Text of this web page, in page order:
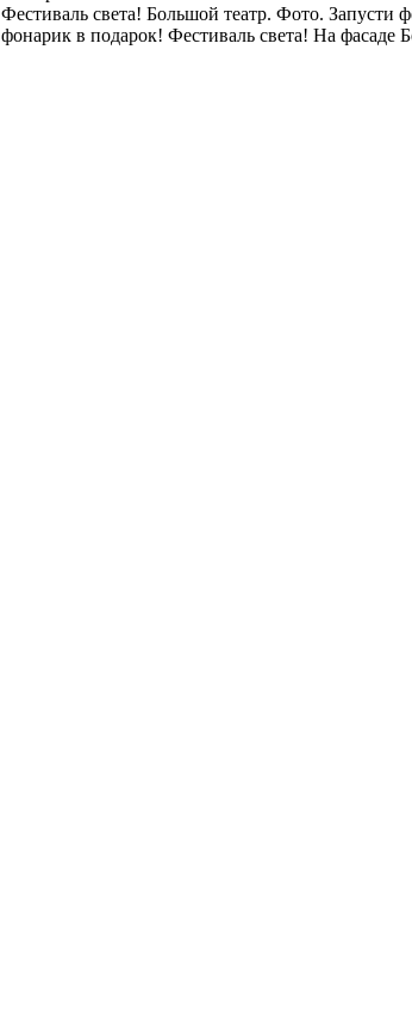
Фестиваль света! Большой театр. Фото.
фонарик в подарок! Фестиваль света! На фасаде